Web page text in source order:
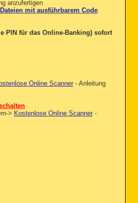
anzufertigen
mit ausführbarem Code
PIN für das Online-Banking) sofort
Online Scanner - Anleitung
> Kostenlose Online Scanner -